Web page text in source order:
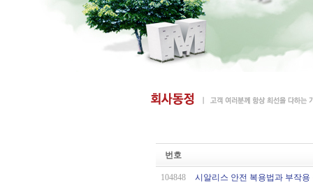
번호
104848 시알리스 안전 복용법과 부작용